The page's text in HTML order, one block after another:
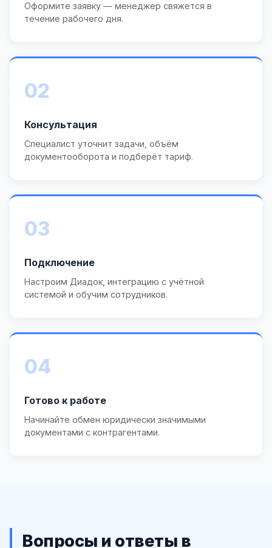
Оформите заявку — менеджер свяжется в
течение рабочего дня.
02
Консультация
Специалист уточнит задачи, объём
документооборота и подберёт тариф.
03
Подключение
Настроим Диадок, интеграцию с учётной
системой и обучим сотрудников.
04
Готово к работе
Начинайте обмен юридически значимыми
документами с контрагентами.
Вопросы и ответы в